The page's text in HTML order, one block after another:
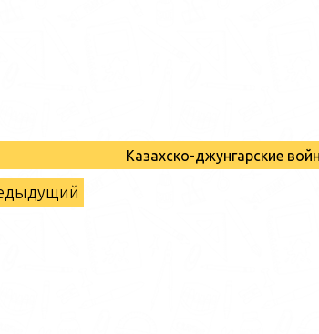
Казахско-джунгарские